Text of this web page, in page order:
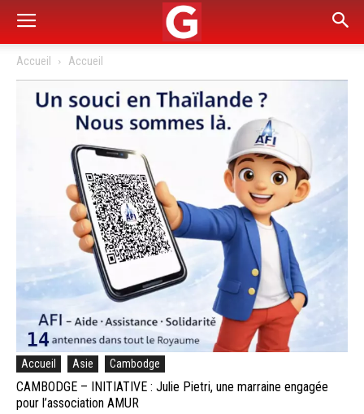
Accueil Accueil
Accueil Asie Cambodge
CAMBODGE – INITIATIVE : Julie Pietri, une marraine engagée
pour l’association AMUR